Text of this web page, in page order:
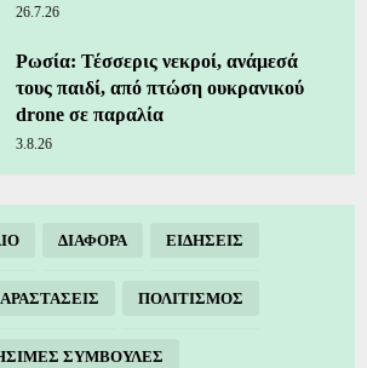
26.7.26
Ρωσία: Τέσσερις νεκροί, ανάμεσά
τους παιδί, από πτώση ουκρανικού
drone σε παραλία
3.8.26
ΔΙΑΦΟΡΑ ΕΙΔΗΣΕΙΣ
ΠΟΛΙΤΙΣΜΟΣ
ΣΥΜΒΟΥΛΕΣ